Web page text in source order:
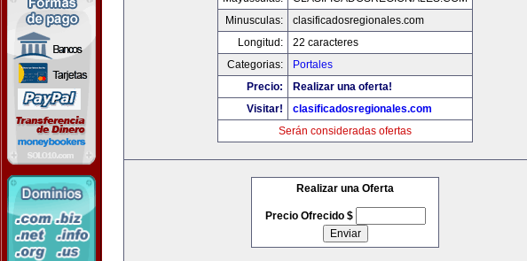
Minusculas:
clasificadosregionales.com
Longitud:
22 caracteres
Categorias:
Portales
Precio:
Realizar una oferta!
Visitar!
clasificadosregionales.com
Serán consideradas ofertas
Realizar una Oferta
Precio Ofrecido $